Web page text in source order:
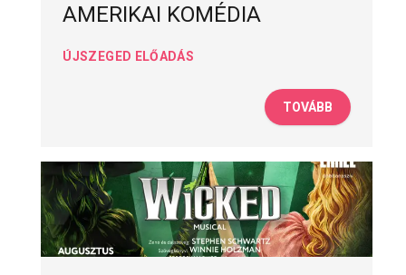
AMERIKAI KOMÉDIA
ÚJSZEGED ELŐADÁS
TOVÁBB